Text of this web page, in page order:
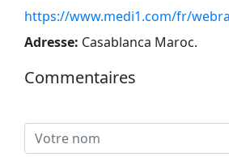
https://www.medi1.com/fr/
Adresse: Casablanca Maroc.
Commentaires